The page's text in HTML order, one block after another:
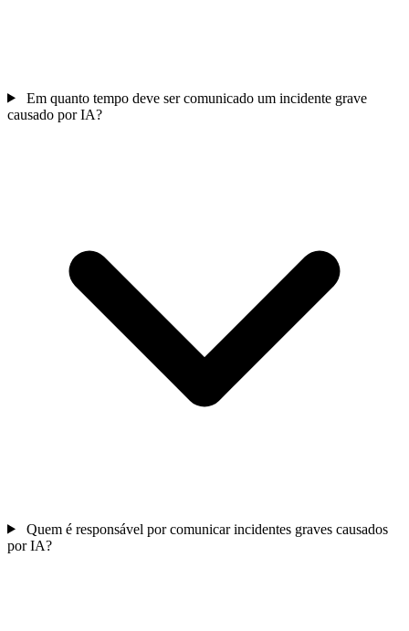
Em quanto tempo deve ser comunicado um incidente grave
causado por IA?
Quem é responsável por comunicar incidentes graves causados
por IA?